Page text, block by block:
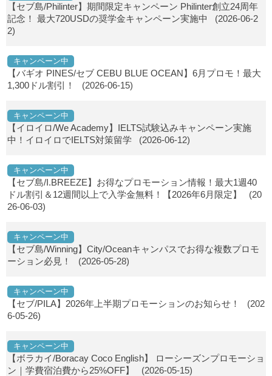
【セブ島/Philinter】期間限定キャンペーン Philinter創立24周年
記念！ 最大720USDの奨学金キャンペーン実施中
(2026-06-2
2)
キャンペーン中
【バギオ PINES/セブ CEBU BLUE OCEAN】6月プロモ！最大
1,300ドル割引！
(2026-06-15)
キャンペーン中
【イロイロ/We Academy】IELTS試験込みキャンペーン実施
中！イロイロでIELTS対策留学 (2026-06-12)
キャンペーン中
【セブ島/I.BREEZE】お得なプロモーション情報！最大1週40
ドル割引＆12週間以上で入学金無料！【2026年6月限定】
(20
26-06-03)
キャンペーン中
【セブ島/Winning】City/Oceanキャンパスでお得な複数プロモ
ーション必見！
(2026-05-28)
キャンペーン中
【セブ/PILA】2026年上半期プロモーションのお知らせ！
(202
6-05-26)
キャンペーン中
【ボラカイ/Boracay Coco English】 ローシーズンプロモーショ
ン｜学費宿泊費から25%OFF】
(2026-05-15)